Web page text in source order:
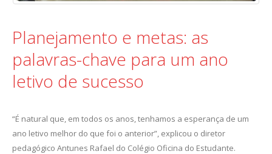
Planejamento e metas: as
palavras-chave para um ano
letivo de sucesso
“É natural que, em todos os anos, tenhamos a esperança de um
ano letivo melhor do que foi o anterior”, explicou o diretor
pedagógico Antunes Rafael do Colégio Oficina do Estudante.